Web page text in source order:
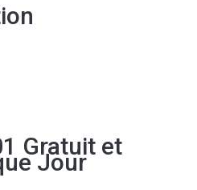
Gratuit et
Jour